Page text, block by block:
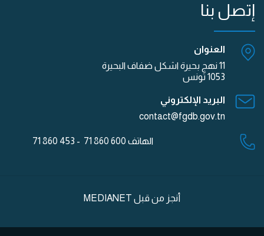
إتصل بنا
العنوان
1053 تونس
البريد الإلكتروني
contact@fgdb.gov.tn
الهاتف600 860 71 - 453 860 71
أنجز من قبلMEDIANET